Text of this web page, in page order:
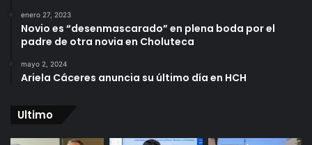
enero 27, 2023
Novio es “desenmascarado” en plena boda por el
padre de otra novia en Choluteca
mayo 2, 2024
Ariela Cáceres anuncia su último día en HCH
Ultimo